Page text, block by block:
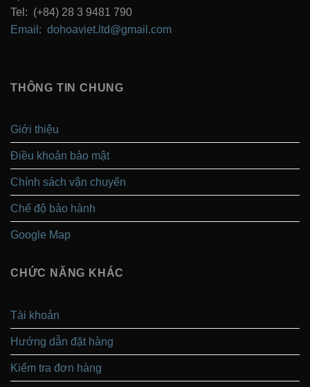
Tel: (+84) 28 3 9481 790
Email: dohoaviet.ltd@gmail.com
THÔNG TIN CHUNG
Giới thiệu
Điều khoản bảo mật
Chính sách vận chuyển
Chế độ bảo hành
Google Map
CHỨC NĂNG KHÁC
Tài khoản
Hướng dẫn đặt hàng
Kiểm tra đơn hàng